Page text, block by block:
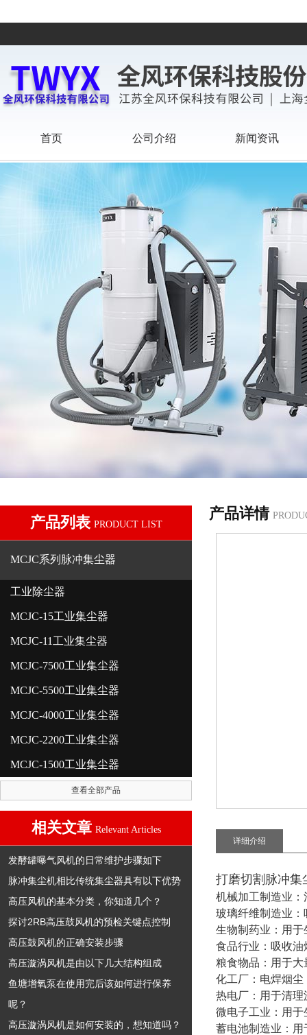
首页 公司介绍 新闻资讯
产品列表 PRODUCT LIST
MCJC系列脉冲集尘器
工业除尘器
MCJC-15工业集尘器
MCJC-11工业集尘器
MCJC-7500工业集尘器
MCJC-5500工业集尘器
MCJC-4000工业集尘器
MCJC-2200工业集尘器
MCJC-1500工业集尘器
查看全部产品
相关文章 Relevant Articles
发酵罐曝气风机的日常维护步骤如下
脉冲集尘机相比传统集尘器具有以下优势
高压风机的基本分类，你知道几个？
探讨2RB高压鼓风机的预检关键点控制
高压鼓风机的正确安装步骤
高压漩涡风机是由以下几大结构组成
鱼塘增氧泵在使用完后该如何进行保养
呢？
高压漩涡风机是如何安装的，想知道吗？
产品详情
详细介绍
打磨切割脉冲集
机械加工制造业
玻璃纤维制造业
生物制药业：用
食品行业：吸收
粮食物品：用于
化工厂：电焊烟
热电厂：用于清
微电子工业：用
蓄电池制造业：